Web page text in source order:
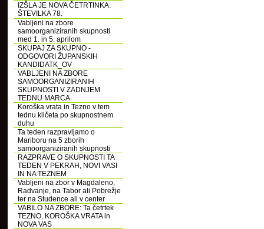
IZŠLA JE NOVA ČETRTINKA.
ŠTEVILKA 78.
Vabljeni na zbore
samoorganiziranih skupnosti
med 1. in 5. aprilom
SKUPAJ ZA SKUPNO -
ODGOVORI ŽUPANSKIH
KANDIDATK_OV
VABLJENI NA ZBORE
SAMOORGANIZIRANIH
SKUPNOSTI V ZADNJEM
TEDNU MARCA
Koroška vrata in Tezno v tem
tednu kličeta po skupnostnem
duhu
Ta teden razpravljamo o
Mariboru na 5 zborih
samoorganiziranih skupnosti
RAZPRAVE O SKUPNOSTI TA
TEDEN V PEKRAH, NOVI VASI
IN NA TEZNEM
Vabljeni na zbor v Magdaleno,
Radvanje, na Tabor ali Pobrežje
ter na Studence ali v center
VABILO NA ZBORE: Ta četrtek
TEZNO, KOROŠKA VRATA in
NOVA VAS